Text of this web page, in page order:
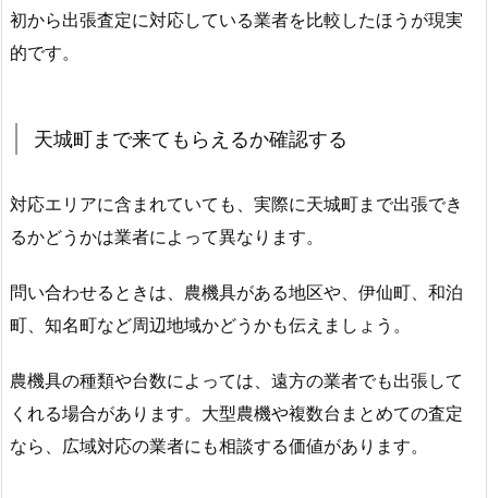
初から出張査定に対応している業者を比較したほうが現実
的です。
天城町まで来てもらえるか確認する
対応エリアに含まれていても、実際に天城町まで出張でき
るかどうかは業者によって異なります。
問い合わせるときは、農機具がある地区や、伊仙町、和泊
町、知名町など周辺地域かどうかも伝えましょう。
農機具の種類や台数によっては、遠方の業者でも出張して
くれる場合があります。大型農機や複数台まとめての査定
なら、広域対応の業者にも相談する価値があります。